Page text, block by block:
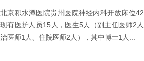
北京积水潭医院贵州医院神经内科开放床位42
现有医护人员15人，医生5人（副主任医师2
治医师1人、住院医师2人），其中博士1人...